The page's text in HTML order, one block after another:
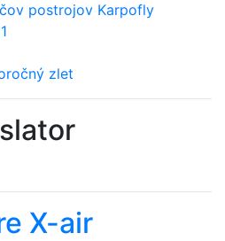
postrojov Karpofly
zlet
X-air